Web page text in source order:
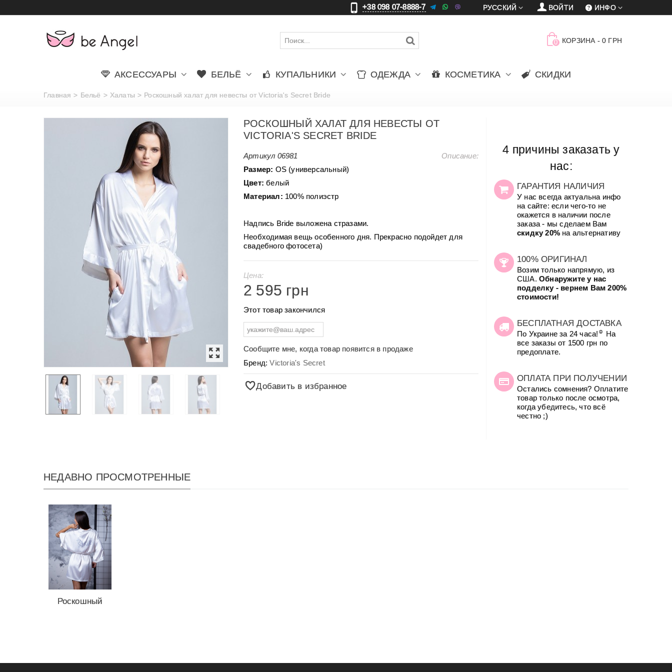
+38 098 07-8888-7 更 車 賈 ИНФО
ВОЙТИ
РУССКИЙ
0 КОРЗИНА - 0 ГРН
АКСЕССУАРЫ БЕЛЬЁ КУПАЛЬНИКИ ОДЕЖДА КОСМЕТИКА СКИДКИ
Главная > Бельё > Халаты > Роскошный халат для невесты от Victoria's Secret Bride
РОСКОШНЫЙ ХАЛАТ ДЛЯ НЕВЕСТЫ ОТ
VICTORIA'S SECRET BRIDE
Артикул 06981
Описание:
Размер: OS (универсальный)
Цвет: белый
Материал: 100% полиэстр
Надпись Bride выложена стразами.
Необходимая вещь особенного дня. Прекрасно подойдет для
свадебного фотосета)
Цена:
2 595 грн
Этот товар закончился
Сообщите мне, когда товар появится в продаже
Бренд:Victoria's Secret
Добавить в избранное
4 причины заказать у
нас:
ГАРАНТИЯ НАЛИЧИЯ
У нас всегда актуальна инфо
на сайте: если чего-то не
окажется в наличии после
заказа - мы сделаем Вам
скидку 20%на альтернативу
100% ОРИГИНАЛ
Возим только напрямую, из
США. Обнаружите у нас
подделку - вернем Вам 200%
стоимости!
БЕСПЛАТНАЯ ДОСТАВКА
По Украине за 24 часа! ☺
На
все заказы от 1500 грн по
предоплате.
ОПЛАТА ПРИ ПОЛУЧЕНИИ
Остались сомнения? Оплатите
товар только после осмотра,
когда убедитесь, что всё
честно ;)
НЕДАВНО ПРОСМОТРЕННЫЕ
Роскошный